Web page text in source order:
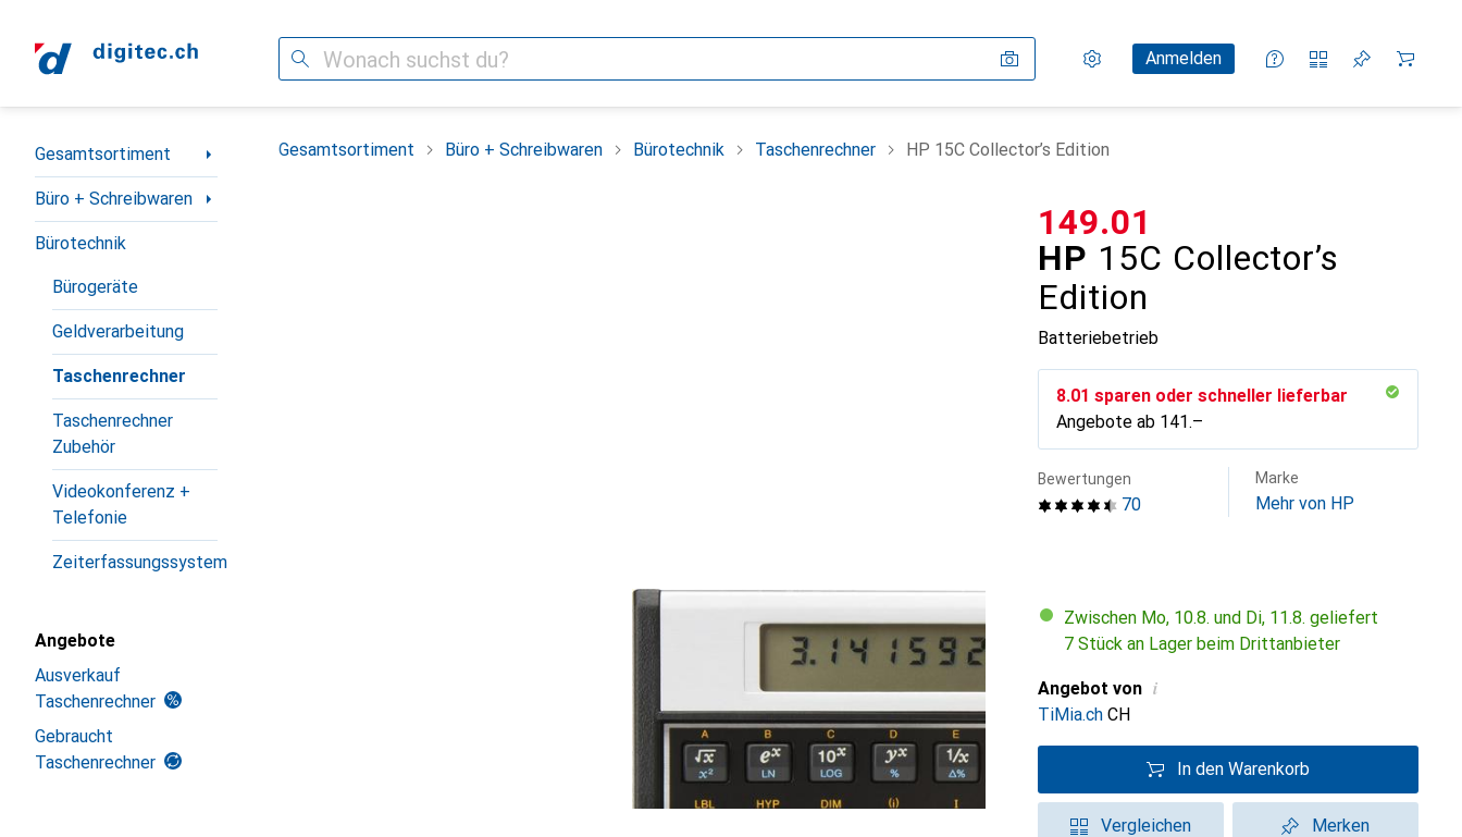
Suche Einstellungen
KundenkontoAnmelden
Vergleichslisten
Merklisten
Warenkorb
Navigation nach Kategorien
Gesamtsortiment
Büro + Schreibwaren
Bürotechnik
Bürogeräte
Geldverarbeitung
Taschenrechner
Taschenrechner
Zubehör
Videokonferenz +
Telefonie
Zeiterfassungssystem
Angebote
Ausverkauf
Taschenrechner
Gebraucht
Taschenrechner
Gesamtsortiment Büro + Schreibwaren Bürotechnik Taschenrechner HP 15C Collector’s Edition
HP 15C Collector’s
Edition
Batteriebetrieb
CHF
149.01
CHF
8.01 sparen oder schneller lieferbar
Angebote ab CHF
141.–
70
Bewertungen Marke
Mehr von HP
Zwischen Mo, 10.8. und Di, 11.8. geliefert
7 Stück an Lager beim Drittanbieter
Angebot von i
TiMia.ch CH
In den Warenkorb
Vergleichen Merken